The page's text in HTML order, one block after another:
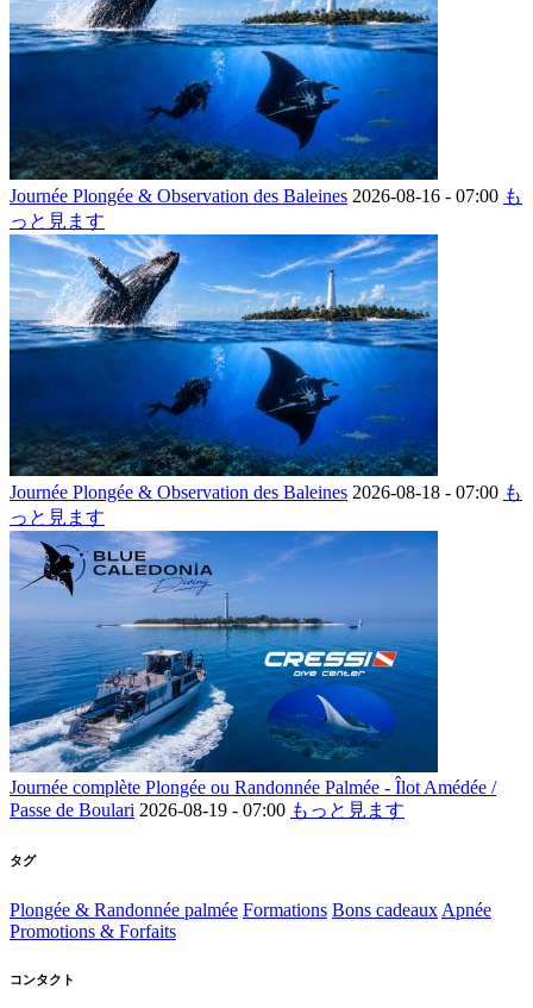
Journée Plongée & Observation des Baleines 2026-08-16 - 07:00 も
っと見ます
Journée Plongée & Observation des Baleines 2026-08-18 - 07:00 も
っと見ます
Journée complète Plongée ou Randonnée Palmée - Îlot Amédée /
Passe de Boulari 2026-08-19 - 07:00 もっと見ます
タグ
Plongée & Randonnée palmée Formations Bons cadeaux Apnée
Promotions & Forfaits
コンタクト